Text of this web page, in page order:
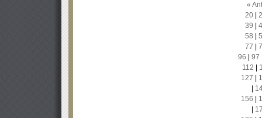
«
20|
39
58
77
96
97
112
127
156